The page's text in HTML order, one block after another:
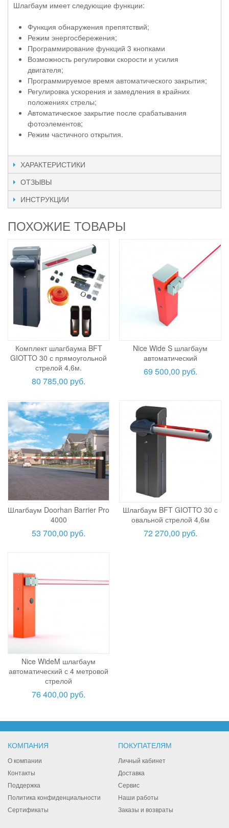
Шлагбаум имеет следующие функции:
Функция обнаружения препятствий;
Режим энергосбережения;
Программирование функций 3 кнопками
Возможность регулировки скорости и усилия
двигателя;
Программируемое время автоматического закрытия;
Регулировка ускорения и замедления в крайних
положениях стрелы;
Автоматическое закрытие после срабатывания
фотоэлементов;
Режим частичного открытия.
ХАРАКТЕРИСТИКИ
ОТЗЫВЫ
ИНСТРУКЦИИ
ПОХОЖИЕ ТОВАРЫ
Комплект шлагбаума BFT
GIOTTO 30 с прямоугольной
стрелой 4,6м.
80 785,00 руб.
Nice Wide S шлагбаум
автоматический
69 500,00 руб.
Шлагбаум Doorhan Barrier Pro
4000
53 700,00 руб.
Шлагбаум BFT GIOTTO 30 с
овальной стрелой 4,6м
72 270,00 руб.
Nice WideM шлагбаум
автоматический с 4 метровой
стрелой
76 400,00 руб.
КОМПАНИЯ
О компании
Контакты
Поддержка
Политика конфиденциальности
Сертификаты
ПОКУПАТЕЛЯМ
Личный кабинет
Доставка
Сервис
Наши работы
Заказы и возвраты